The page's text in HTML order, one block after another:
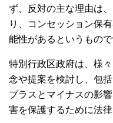
ず、反対の主な理由は
り、コンセッション保
能性があるというもので
特別行政区政府は、様
念や提案を検討し、包
プラスとマイナスの影
害を保護するために法律